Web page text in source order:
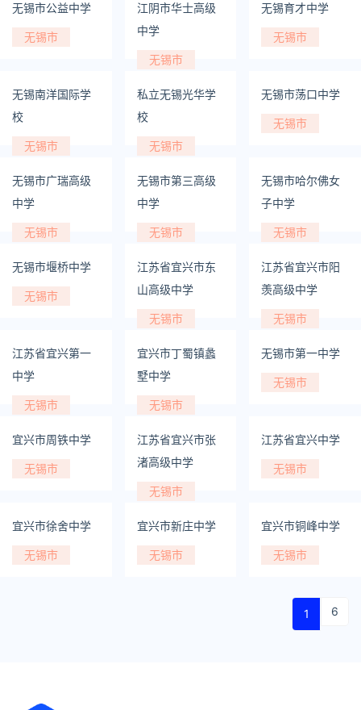
无锡市公益中学
无锡市
江阴市华士高级
中学
无锡市
无锡育才中学
无锡市
无锡南洋国际学
校
无锡市
私立无锡光华学
校
无锡市
无锡市荡口中学
无锡市
无锡市广瑞高级
中学
无锡市
无锡市第三高级
中学
无锡市
无锡市哈尔佛女
子中学
无锡市
无锡市堰桥中学
无锡市
江苏省宜兴市东
山高级中学
无锡市
江苏省宜兴市阳
羡高级中学
无锡市
江苏省宜兴第一
中学
无锡市
宜兴市丁蜀镇蠡
墅中学
无锡市
无锡市第一中学
无锡市
宜兴市周铁中学
无锡市
江苏省宜兴市张
渚高级中学
无锡市
江苏省宜兴中学
无锡市
宜兴市徐舍中学
无锡市
宜兴市新庄中学
无锡市
宜兴市铜峰中学
无锡市
1 6